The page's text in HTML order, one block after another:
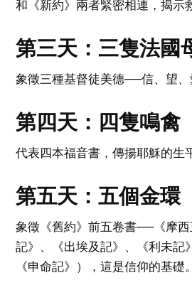
和《新約》兩者緊密相連，揭示
第三天：三隻法國
象徵三種基督徒美德──信、望、
第四天：四隻鳴禽
代表四本福音書，傳揚耶穌的生
第五天：五個金環
象徵《舊約》前五卷書──《摩
記》、《出埃及記》、《利未記
《申命記》），這是信仰的基礎。